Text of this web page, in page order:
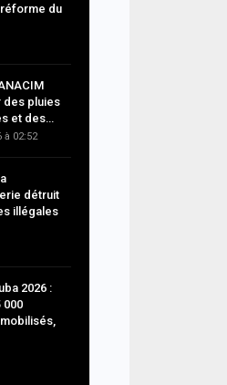
du
des pluies
et des…
à 02:52
détruit
illégales
2026 :
000